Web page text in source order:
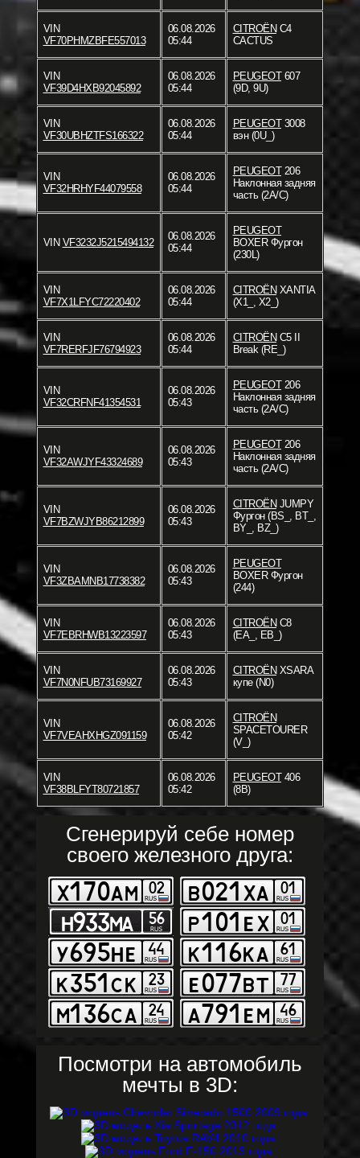
VIN
VF70PHMZBFE557013
06.08.2026
05:44
CITROËN C4
CACTUS
VIN
VF39D4HXB92045892
06.08.2026
05:44
PEUGEOT607
(9D, 9U)
VIN
VF30UBHZTFS166322
06.08.2026
05:44
PEUGEOT3008
вэн (0U_)
VIN
VF32HRHYF44079558
06.08.2026
05:44
PEUGEOT206
Наклонная задняя
часть (2A/C)
VIN VF3232J5215494132
06.08.2026
05:44
PEUGEOT
BOXER Фургон
(230L)
VIN
VF7X1LFYC72220402
06.08.2026
05:44
CITROËN XANTIA
(X1_, X2_)
VIN
VF7RERFJF76794923
06.08.2026
05:44
CITROËN C5 II
Break (RE_)
VIN
VF32CRFNF41354531
06.08.2026
05:43
PEUGEOT206
Наклонная задняя
часть (2A/C)
VIN
VF32AWJYF43324689
06.08.2026
05:43
PEUGEOT206
Наклонная задняя
часть (2A/C)
VIN
VF7BZWJYB86212899
06.08.2026
05:43
CITROËN JUMPY
Фургон (BS_, BT_,
BY_, BZ_)
VIN
VF3ZBAMNB17738382
06.08.2026
05:43
PEUGEOT
BOXER Фургон
(244)
VIN
VF7EBRHWB13223597
06.08.2026
05:43
CITROËN C8
(EA_, EB_)
VIN
VF7N0NFUB73169927
06.08.2026
05:43
CITROËN XSARA
купе (N0)
VIN
VF7VEAHXHGZ091159
06.08.2026
05:42
CITROËN
SPACETOURER
(V_)
VIN
VF38BLFYT80721857
06.08.2026
05:42
PEUGEOT406
(8B)
Сгенерируй себе номер
своего железного друга:
Посмотри на автомобиль
мечты в 3D: